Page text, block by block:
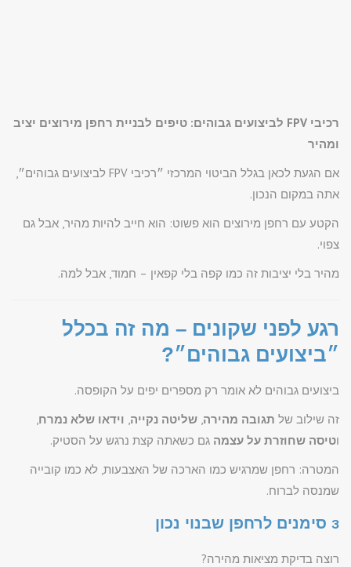
רכיבי FPV לביצועים גבוהים: טיפים לבניית רחפן מירוצים יציב
ומהיר
אם הגעת לכאן בגלל הביטוי המרכזי ״רכיבי FPV לביצועים גבוהים״,
אתה במקום הנכון.
הקטע עם רחפן מירוצים הוא פשוט: הוא חייב להיות מהיר, אבל גם
צפוי.
מהיר בלי יציבות זה כמו קפה בלי קפאין – חמוד, אבל למה.
רגע לפני שקונים – מה זה בכלל
״ביצועים גבוהים״?
ביצועים גבוהים לא אומר רק מספרים יפים על הקופסה.
זה שילוב של תגובה מהירה, שליטה נקייה, וידאו שלא נמרח,
וטיסה שחוזרת על עצמה גם כשאתה קצת נרגש על הסטיק.
המטרה: רחפן שמרגיש כמו הארכה של האצבעות, לא כמו קובייה
שמנסה לברוח.
3 סימנים לרחפן שבנוי נכון
רוצה בדיקת מציאות מהירה?